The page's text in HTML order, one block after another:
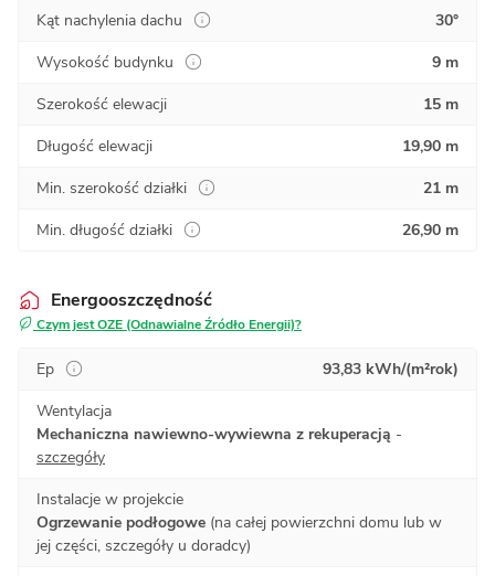
Kąt nachylenia dachu
30°
Wysokość budynku
9 m
Szerokość elewacji
15 m
Długość elewacji
19,90 m
Min. szerokość działki
21 m
Min. długość działki
26,90 m
Energooszczędność
Czym jest OZE (Odnawialne Źródło Energii)?
Ep
93,83 kWh/(m²rok)
Wentylacja
Mechaniczna nawiewno-wywiewna z rekuperacją -
szczegóły
Instalacje w projekcie
Ogrzewanie podłogowe (na całej powierzchni domu lub w
jej części, szczegóły u doradcy)